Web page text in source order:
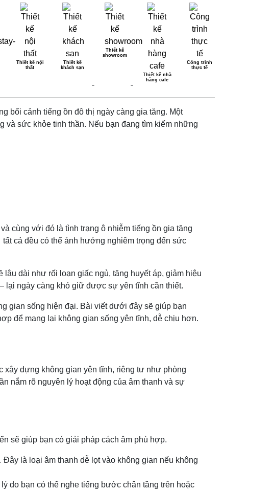
Thiết kế nội
thất
Thiết kế
khách sạn
Thiết kế
showroom
Thiết kế nhà
hàng cafe
Công trình
thực tế
NHÀ Ở HIỆN ĐẠI?
bối cảnh tiếng ồn đô thị ngày càng gia tăng. Một
và sức khỏe tinh thần. Nếu bạn đang tìm kiếm những
cùng với đó là tình trạng ô nhiễm tiếng ồn gia tăng
cả đều có thể ảnh hưởng nghiêm trọng đến sức
lâu dài như rối loạn giấc ngủ, tăng huyết áp, giảm hiệu
lại ngày càng khó giữ được sự yên tĩnh cần thiết.
gian sống hiện đại. Bài viết dưới đây sẽ giúp bạn
để mang lại không gian sống yên tĩnh, dễ chịu hơn.
xây dựng không gian yên tĩnh, riêng tư như phòng
nắm rõ nguyên lý hoạt động của âm thanh và sự
sẽ giúp bạn có giải pháp cách âm phù hợp.
là loại âm thanh dễ lọt vào không gian nếu không
do bạn có thể nghe tiếng bước chân tầng trên hoặc